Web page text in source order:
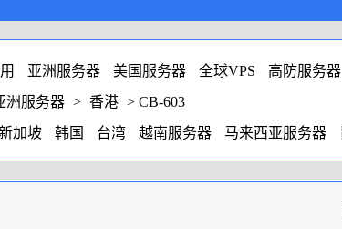
亚洲服务器 美国服务器 全球VPS 高防服务器
洲服务器 > 香港 > CB-603
加坡 韩国 台湾 越南服务器 马来西亚服务器